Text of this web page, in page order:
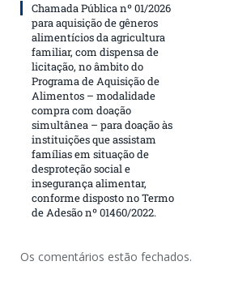
Chamada Pública nº 01/2026
para aquisição de gêneros
alimentícios da agricultura
familiar, com dispensa de
licitação, no âmbito do
Programa de Aquisição de
Alimentos – modalidade
compra com doação
simultânea – para doação às
instituições que assistam
famílias em situação de
desproteção social e
insegurança alimentar,
conforme disposto no Termo
de Adesão nº 01460/2022.
Os comentários estão fechados.